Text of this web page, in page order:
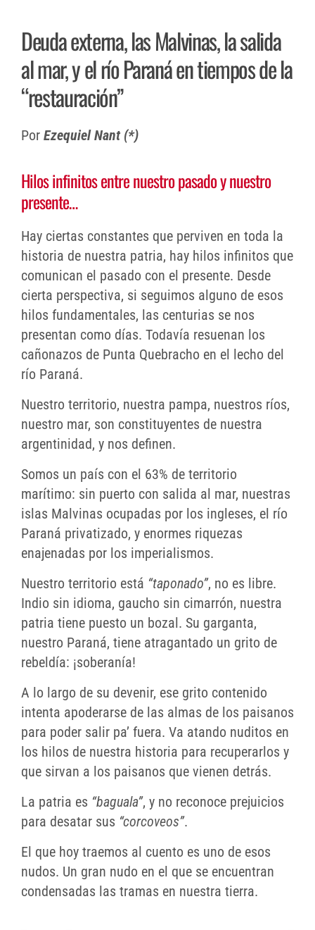
Deuda externa, las Malvinas, la salida
al mar, y el río Paraná en tiempos de la
“restauración”
Por Ezequiel Nant (*)
Hilos infinitos entre nuestro pasado y nuestro
presente…
Hay ciertas constantes que perviven en toda la
historia de nuestra patria, hay hilos infinitos que
comunican el pasado con el presente. Desde
cierta perspectiva, si seguimos alguno de esos
hilos fundamentales, las centurias se nos
presentan como días. Todavía resuenan los
cañonazos de Punta Quebracho en el lecho del
río Paraná.
Nuestro territorio, nuestra pampa, nuestros ríos,
nuestro mar, son constituyentes de nuestra
argentinidad, y nos definen.
Somos un país con el 63% de territorio
marítimo: sin puerto con salida al mar, nuestras
islas Malvinas ocupadas por los ingleses, el río
Paraná privatizado, y enormes riquezas
enajenadas por los imperialismos.
Nuestro territorio está “taponado”, no es libre.
Indio sin idioma, gaucho sin cimarrón, nuestra
patria tiene puesto un bozal. Su garganta,
nuestro Paraná, tiene atragantado un grito de
rebeldía: ¡soberanía!
A lo largo de su devenir, ese grito contenido
intenta apoderarse de las almas de los paisanos
para poder salir pa’ fuera. Va atando nuditos en
los hilos de nuestra historia para recuperarlos y
que sirvan a los paisanos que vienen detrás.
La patria es “baguala”, y no reconoce prejuicios
para desatar sus “corcoveos”.
El que hoy traemos al cuento es uno de esos
nudos. Un gran nudo en el que se encuentran
condensadas las tramas en nuestra tierra.